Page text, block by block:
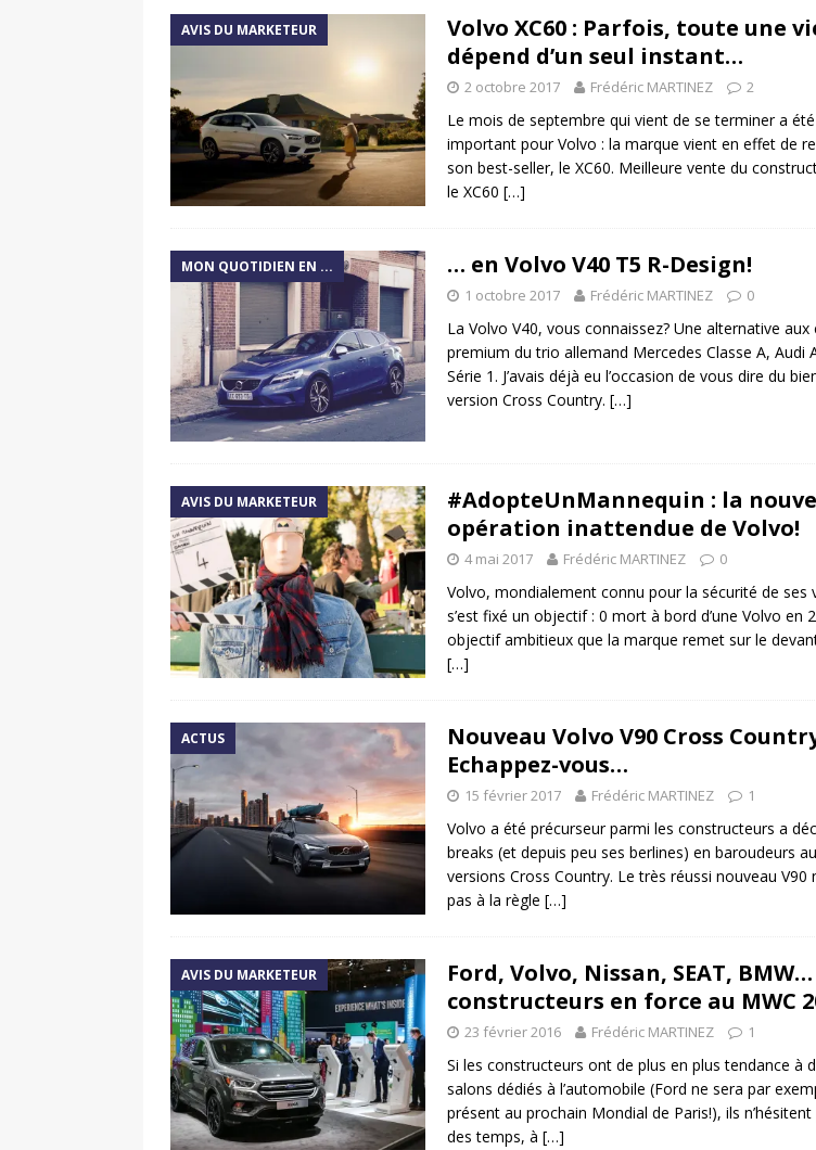
AVIS DU MARKETEUR
Volvo XC60 : Parfois, toute une
dépend d’un seul instant…
2 octobre 2017 Frédéric MARTINEZ 2
Le mois de septembre qui vient de se terminer a
important pour Volvo : la marque vient en effet de
son best-seller, le XC60. Meilleure vente du
le XC60 […]
MON QUOTIDIEN EN ... … en Volvo V40 T5 R-Design!
1 octobre 2017 Frédéric MARTINEZ 0
La Volvo V40, vous connaissez? Une alternative
premium du trio allemand Mercedes Classe A, Audi
Série 1. J’avais déjà eu l’occasion de vous dire du
version Cross Country. […]
AVIS DU MARKETEUR
#AdopteUnMannequin : la
opération inattendue de Volvo!
4 mai 2017 Frédéric MARTINEZ 0
Volvo, mondialement connu pour la sécurité de ses
s’est fixé un objectif : 0 mort à bord d’une Volvo en
objectif ambitieux que la marque remet sur le
[…]
ACTUS
Nouveau Volvo V90 Cross
Echappez-vous…
15 février 2017 Frédéric MARTINEZ 1
Volvo a été précurseur parmi les constructeurs a
breaks (et depuis peu ses berlines) en baroudeurs
versions Cross Country. Le très réussi nouveau V90
pas à la règle […]
AVIS DU MARKETEUR
Ford, Volvo, Nissan, SEAT,
constructeurs en force au MWC
23 février 2016 Frédéric MARTINEZ 1
Si les constructeurs ont de plus en plus tendance à
salons dédiés à l’automobile (Ford ne sera par
présent au prochain Mondial de Paris!), ils n’hésitent
des temps, à […]